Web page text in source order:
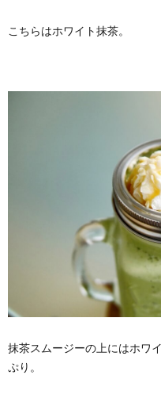
こちらはホワイト抹茶。
抹茶スムージーの上にはホワ
ぷり。